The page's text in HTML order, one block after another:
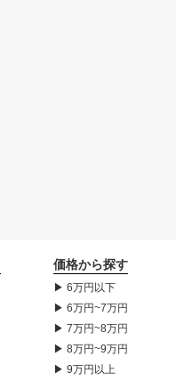
価格から探す
▶ 6万円以下
▶ 6万円~7万円
▶ 7万円~8万円
▶ 8万円~9万円
▶ 9万円以上